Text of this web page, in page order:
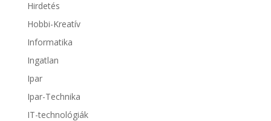
Hirdetés
Hobbi-Kreatív
Informatika
Ingatlan
Ipar
Ipar-Technika
IT-technológiák